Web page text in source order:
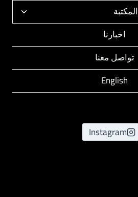
المكتبة
تبديل
الفرعية
اخبارنا
تواصل معنا
English
Instagram